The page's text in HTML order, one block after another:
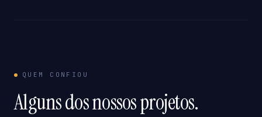
QUEM CONFIOU
Alguns dos nossos projetos.